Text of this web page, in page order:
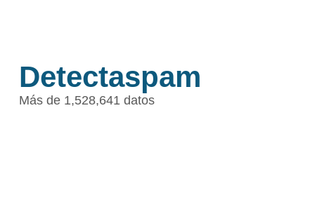
Detectaspam
Más de 1,528,641 datos